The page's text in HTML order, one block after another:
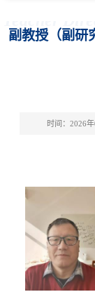
副教授（副研
时间：2026